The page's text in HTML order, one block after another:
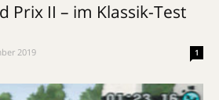
Prix II – im Klassik-Test
2019 1